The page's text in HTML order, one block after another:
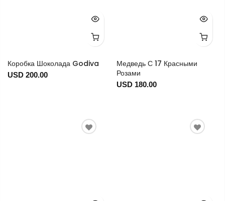
Коробка Шоколада Godiva
USD 200.00
Медведь С 17 Красными
Розами
USD 180.00